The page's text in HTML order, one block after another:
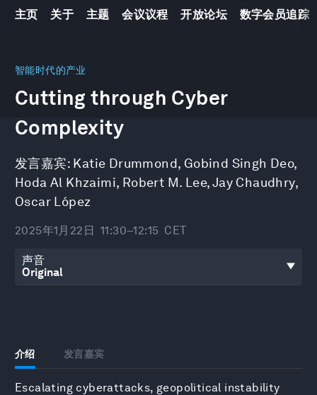
主页 关于 主题 会议议程 开放论坛 数字会员追踪
智能时代的产业
Cutting through Cyber
Complexity
发言嘉宾: Katie Drummond, Gobind Singh Deo,
Hoda Al Khzaimi, Robert M. Lee,Jay Chaudhry,
Oscar López
2025年1月22日 11:30–12:15 CET
声音
介绍 发言嘉宾
Escalating cyberattacks, geopolitical instability
seconds
45
minutes,
seconds